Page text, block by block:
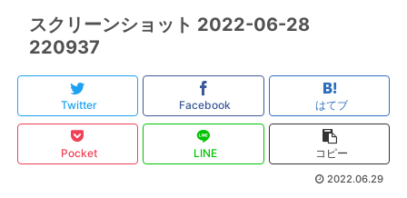
スクリーンショット 2022-06-28
220937
Twitter Facebook はてブ
Pocket LINE コピー
2022.06.29